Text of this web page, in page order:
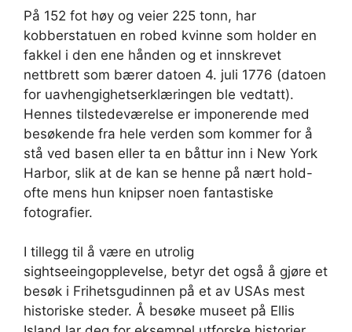
På 152 fot høy og veier 225 tonn, har
kobberstatuen en robed kvinne som holder en
fakkel i den ene hånden og et innskrevet
nettbrett som bærer datoen 4. juli 1776 (datoen
for uavhengighetserklæringen ble vedtatt).
Hennes tilstedeværelse er imponerende med
besøkende fra hele verden som kommer for å
stå ved basen eller ta en båttur inn i New York
Harbor, slik at de kan se henne på nært hold-
ofte mens hun knipser noen fantastiske
fotografier.
I tillegg til å være en utrolig
sightseeingopplevelse, betyr det også å gjøre et
besøk i Frihetsgudinnen på et av USAs mest
historiske steder. Å besøke museet på Ellis